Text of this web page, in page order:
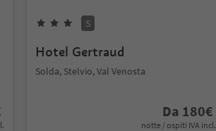
S
Hotel Gertraud
Solda, Stelvio, Val Venosta
Da 180€
notte / ospiti IVA incl.